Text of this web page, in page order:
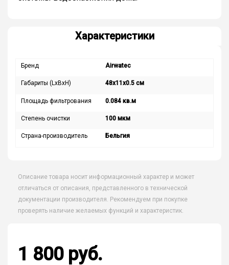
Характеристики
Бренд Airwatec
Габариты (LxBxH) 48x11x0.5 см
Площадь фильтрования 0.084 кв.м
Степень очистки 100 мкм
Страна-производитель Бельгия
Описание товара носит информационный характер и может
отличаться от описания, представленного в технической
документации производителя. Рекомендуем при покупке
проверять наличие желаемых функций и характеристик.
1 800 руб.